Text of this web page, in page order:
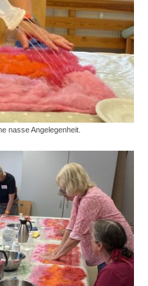
nasse Angelegenheit.